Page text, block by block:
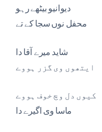
دیوانیو بیٹھے رہو
محفل نوں سجا کے تے
شاید میرے آقا دا
ایتھوں وی گزر ہووے
کیوں دل وچ خوف ہووے
ماسا وی اگیرے دا